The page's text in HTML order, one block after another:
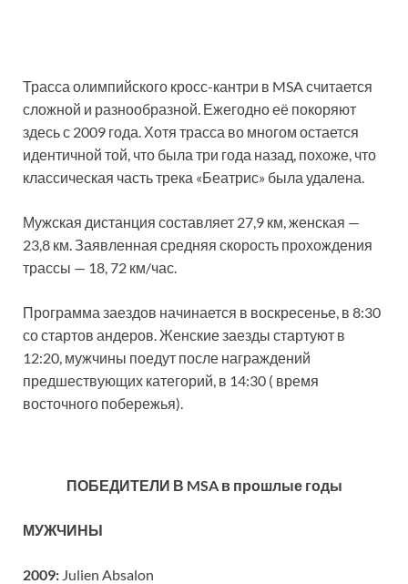
Трасса олимпийского кросс-кантри в MSA считается
сложной и разнообразной. Ежегодно её покоряют
здесь с 2009 года. Хотя трасса во многом остается
идентичной той, что была три года назад, похоже, что
классическая часть трека «Беатрис» была удалена.
Мужская дистанция составляет 27,9 км, женская —
23,8 км. Заявленная средняя скорость прохождения
трассы — 18, 72 км/час.
Программа заездов начинается в воскресенье, в 8:30
со стартов андеров. Женские заезды стартуют в
12:20, мужчины поедут после награждений
предшествующих категорий, в 14:30 ( время
восточного побережья).
ПОБЕДИТЕЛИ В MSA в прошлые годы
МУЖЧИНЫ
2009: Julien Absalon